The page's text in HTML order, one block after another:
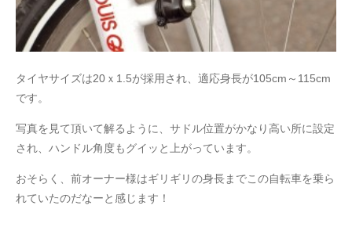
タイヤサイズは20ｘ1.5が採用され、適応身長が105cm～115cm
です。
写真を見て頂いて解るように、サドル位置がかなり高い所に設定
され、ハンドル角度もグイッと上がっています。
おそらく、前オーナー様はギリギリの身長までこの自転車を乗ら
れていたのだなーと感じます！